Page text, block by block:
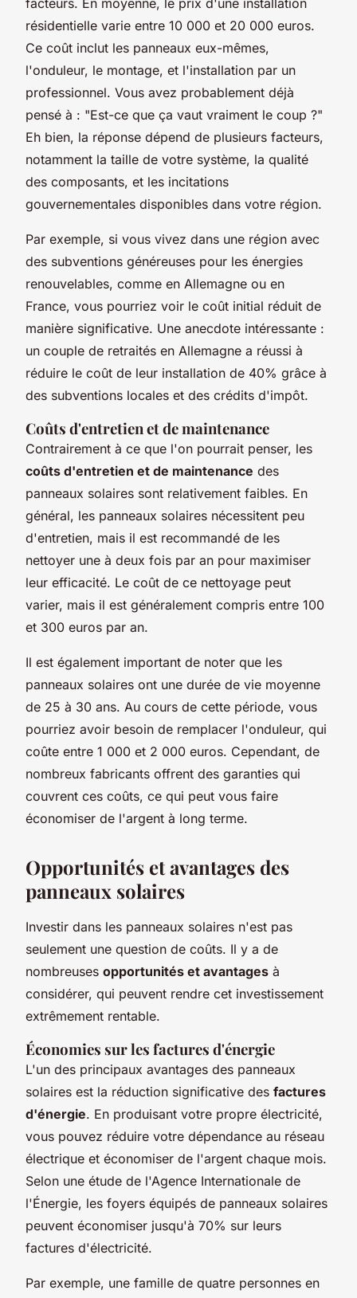
résidentielle varie entre 10 000 et 20 000 euros.
Ce coût inclut les panneaux eux-mêmes,
l'onduleur, le montage, et l'installation par un
professionnel. Vous avez probablement déjà
pensé à : "Est-ce que ça vaut vraiment le coup ?"
Eh bien, la réponse dépend de plusieurs facteurs,
notamment la taille de votre système, la qualité
des composants, et les incitations
gouvernementales disponibles dans votre région.
Par exemple, si vous vivez dans une région avec
des subventions généreuses pour les énergies
renouvelables, comme en Allemagne ou en
France, vous pourriez voir le coût initial réduit de
manière significative. Une anecdote intéressante :
un couple de retraités en Allemagne a réussi à
réduire le coût de leur installation de 40% grâce à
des subventions locales et des crédits d'impôt.
Coûts d'entretien et de maintenance
Contrairement à ce que l'on pourrait penser, les
coûts d'entretien et de maintenance des
panneaux solaires sont relativement faibles. En
général, les panneaux solaires nécessitent peu
d'entretien, mais il est recommandé de les
nettoyer une à deux fois par an pour maximiser
leur efficacité. Le coût de ce nettoyage peut
varier, mais il est généralement compris entre 100
et 300 euros par an.
Il est également important de noter que les
panneaux solaires ont une durée de vie moyenne
de 25 à 30 ans. Au cours de cette période, vous
pourriez avoir besoin de remplacer l'onduleur, qui
coûte entre 1 000 et 2 000 euros. Cependant, de
nombreux fabricants offrent des garanties qui
couvrent ces coûts, ce qui peut vous faire
économiser de l'argent à long terme.
Opportunités et avantages des
panneaux solaires
Investir dans les panneaux solaires n'est pas
seulement une question de coûts. Il y a de
nombreuses opportunités et avantages à
considérer, qui peuvent rendre cet investissement
extrêmement rentable.
Économies sur les factures d'énergie
L'un des principaux avantages des panneaux
solaires est la réduction significative des factures
d'énergie. En produisant votre propre électricité,
vous pouvez réduire votre dépendance au réseau
électrique et économiser de l'argent chaque mois.
Selon une étude de l'Agence Internationale de
l'Énergie, les foyers équipés de panneaux solaires
peuvent économiser jusqu'à 70% sur leurs
factures d'électricité.
Par exemple, une famille de quatre personnes en